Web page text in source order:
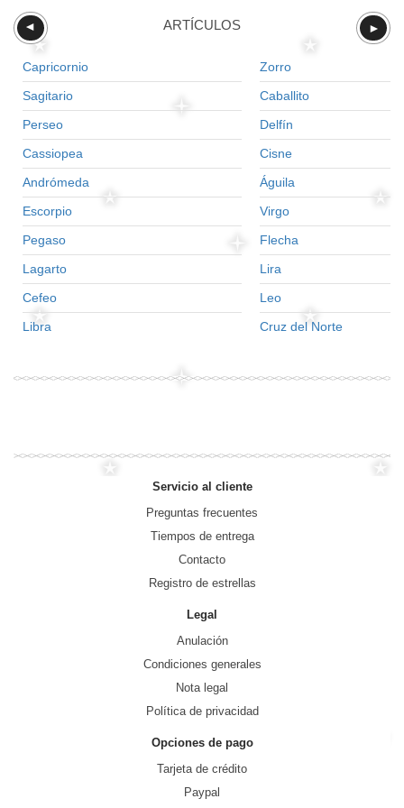
ARTÍCULOS ►
►
Capricornio
Sagitario
Perseo
Cassiopea
Andrómeda
Escorpio
Pegaso
Lagarto
Cefeo
Libra
Zorro
Caballito
Delfín
Cisne
Águila
Virgo
Flecha
Lira
Leo
Cruz del Norte
Servicio al cliente
Preguntas frecuentes
Tiempos de entrega
Contacto
Registro de estrellas
Legal
Anulación
Condiciones generales
Nota legal
Política de privacidad
Opciones de pago
Tarjeta de crédito
Paypal